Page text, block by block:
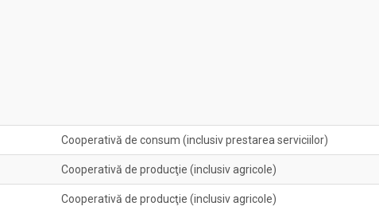
Cooperativă de consum (inclusiv prestarea serviciilor)
Cooperativă de producţie (inclusiv agricole)
Cooperativă de producţie (inclusiv agricole)